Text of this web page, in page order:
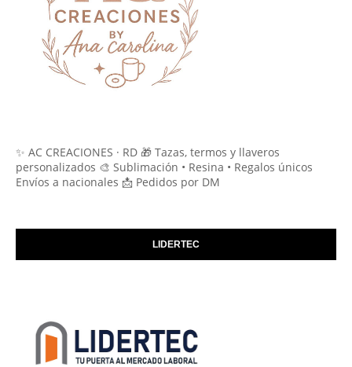
✨ AC CREACIONES · RD 🎁 Tazas, termos y llaveros
personalizados 🎨 Sublimación • Resina • Regalos únicos
Envíos a nacionales 📩 Pedidos por DM
LIDERTEC